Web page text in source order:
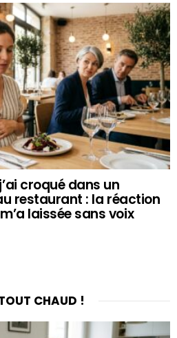
croqué dans un
restaurant : la réaction
laissée sans voix
CHAUD !